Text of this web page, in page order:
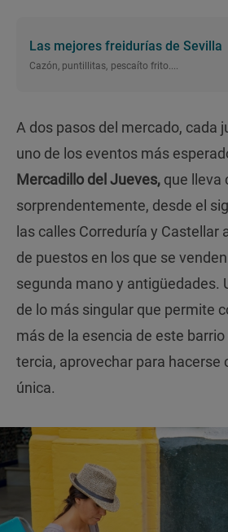
Las mejores freidurías de Sevilla
Cazón, puntillitas, pescaíto frito....
A dos pasos del mercado, cada
uno de los eventos más
Mercadillo del Jueves, que lleva
sorprendentemente, desde el
las calles Correduría y Castellar
de puestos en los que se
segunda mano y antigüedades.
de lo más singular que permite
más de la esencia de este barrio
tercia, aprovechar para hacerse
única.